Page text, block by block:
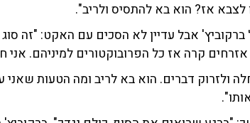
אז? הוא בא להתסיס ולריב".
אבל עדיין לא הסכים עם האקט: "זה
קרה אז כל הפרובוקטורים למיניהם. אני
ולזרוק דברים. הוא בא לריב ומה הטעות שאני